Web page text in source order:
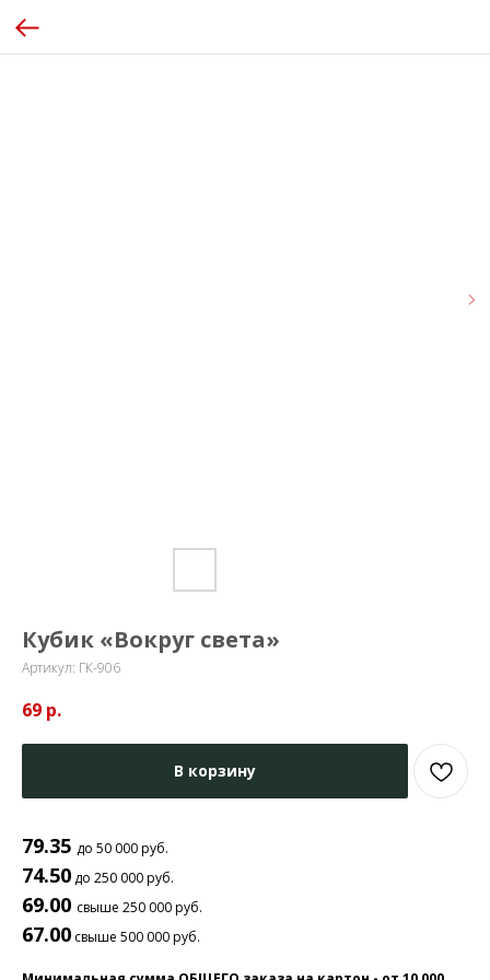
Кубик «Вокруг света»
Артикул: ГК-906
69 р.
В корзину
79.35 до 50 000 руб.
74.50 до 250 000 руб.
69.00 свыше 250 000 руб.
67.00 свыше 500 000 руб.